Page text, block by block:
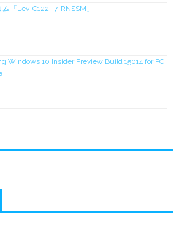
「Lev-C122-i7-RNSSM」
Windows 10 Insider Preview Build 15014 for PC